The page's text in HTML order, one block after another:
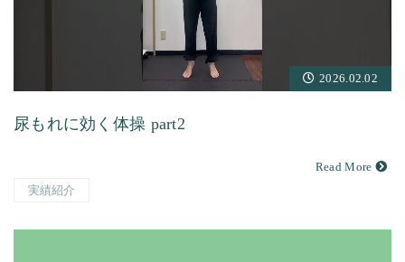
2026.02.02
尿もれに効く体操 part2
Read More
実績紹介